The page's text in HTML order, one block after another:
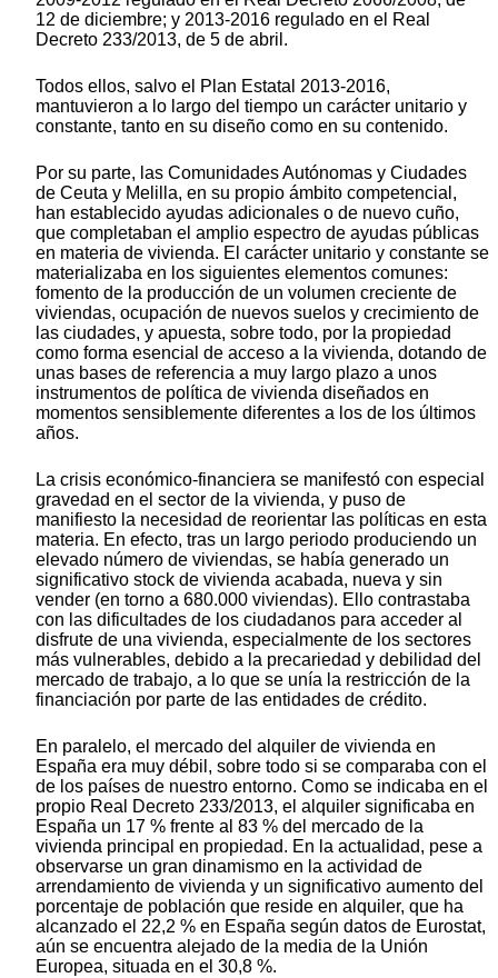
12 de diciembre; y 2013-2016 regulado en el Real
Decreto 233/2013, de 5 de abril.
Todos ellos, salvo el Plan Estatal 2013-2016,
mantuvieron a lo largo del tiempo un carácter unitario y
constante, tanto en su diseño como en su contenido.
Por su parte, las Comunidades Autónomas y Ciudades
de Ceuta y Melilla, en su propio ámbito competencial,
han establecido ayudas adicionales o de nuevo cuño,
que completaban el amplio espectro de ayudas públicas
en materia de vivienda. El carácter unitario y constante se
materializaba en los siguientes elementos comunes:
fomento de la producción de un volumen creciente de
viviendas, ocupación de nuevos suelos y crecimiento de
las ciudades, y apuesta, sobre todo, por la propiedad
como forma esencial de acceso a la vivienda, dotando de
unas bases de referencia a muy largo plazo a unos
instrumentos de política de vivienda diseñados en
momentos sensiblemente diferentes a los de los últimos
años.
La crisis económico-financiera se manifestó con especial
gravedad en el sector de la vivienda, y puso de
manifiesto la necesidad de reorientar las políticas en esta
materia. En efecto, tras un largo periodo produciendo un
elevado número de viviendas, se había generado un
significativo stock de vivienda acabada, nueva y sin
vender (en torno a 680.000 viviendas). Ello contrastaba
con las dificultades de los ciudadanos para acceder al
disfrute de una vivienda, especialmente de los sectores
más vulnerables, debido a la precariedad y debilidad del
mercado de trabajo, a lo que se unía la restricción de la
financiación por parte de las entidades de crédito.
En paralelo, el mercado del alquiler de vivienda en
España era muy débil, sobre todo si se comparaba con el
de los países de nuestro entorno. Como se indicaba en el
propio Real Decreto 233/2013, el alquiler significaba en
España un 17 % frente al 83 % del mercado de la
vivienda principal en propiedad. En la actualidad, pese a
observarse un gran dinamismo en la actividad de
arrendamiento de vivienda y un significativo aumento del
porcentaje de población que reside en alquiler, que ha
alcanzado el 22,2 % en España según datos de Eurostat,
aún se encuentra alejado de la media de la Unión
Europea, situada en el 30,8 %.